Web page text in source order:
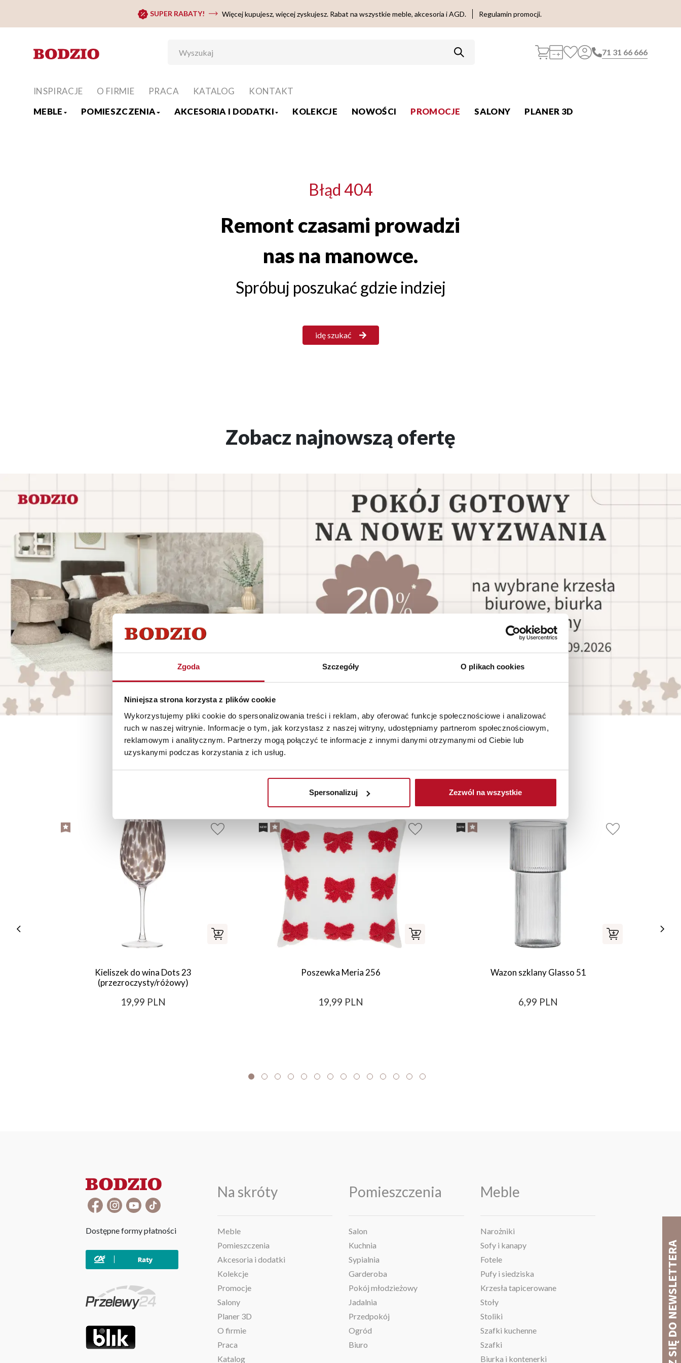
Zgoda Szczegóły O plikach cookies
Niniejsza strona korzysta z plików cookie
Wykorzystujemy pliki cookie do spersonalizowania treści i reklam, aby oferować funkcje społecznościowe i analizować
ruch w naszej witrynie. Informacje o tym, jak korzystasz z naszej witryny, udostępniamy partnerom społecznościowym,
reklamowym i analitycznym. Partnerzy mogą połączyć te informacje z innymi danymi otrzymanymi od Ciebie lub
uzyskanymi podczas korzystania z ich usług.
Spersonalizuj Zezwól na wszystkie
SUPER RABATY! Więcej kupujesz, więcej zyskujesz. Rabat na wszystkie meble, akcesoria i AGD. Regulamin promocji.
71 31 66 666
MEBLE POMIESZCZENIA AKCESORIA I DODATKI KOLEKCJE NOWOŚCI PROMOCJE SALONY PLANER 3D
INSPIRACJE O FIRMIE PRACA KATALOG KONTAKT
Błąd 404
Remont czasami prowadzi
nas na manowce.
Spróbuj poszukać gdzie indziej
idę szukać
Zobacz najnowszą ofertę
Polecane Nowości Promocje
Kieliszek do wina Dots 23
(przezroczysty/różowy)
19,99 PLN
Poszewka Meria 256
19,99 PLN
Wazon szklany Glasso 51
6,99 PLN
Dostępne formy płatności
Na skróty
Meble
Pomieszczenia
Akcesoria i dodatki
Kolekcje
Promocje
Salony
Planer 3D
O firmie
Praca
Katalog
Pomieszczenia
Salon
Kuchnia
Sypialnia
Garderoba
Pokój młodzieżowy
Jadalnia
Przedpokój
Ogród
Biuro
Meble
Narożniki
Sofy i kanapy
Fotele
Pufy i siedziska
Krzesła tapicerowane
Stoły
Stoliki
Szafki kuchenne
Szafki
Biurka i kontenerki